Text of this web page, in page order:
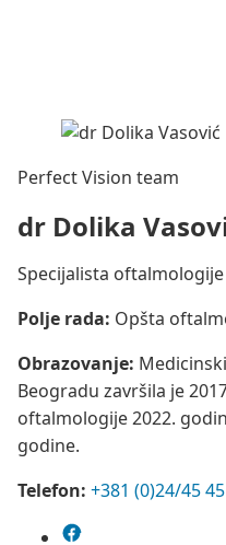
Perfect Vision team
dr Dolika
Specijalista oftalmologije
Polje rada: Opšta
Obrazovanje:
Beogradu završila je
oftalmologije 2022.
godine.
Telefon: +381 (0)24/45